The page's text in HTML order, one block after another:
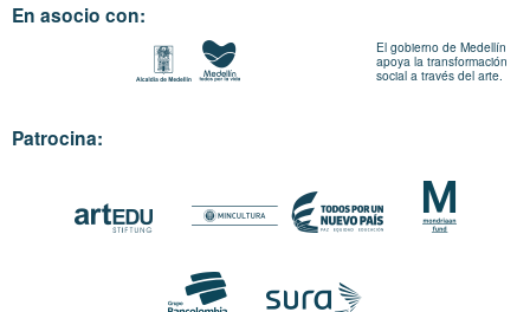
En asocio con:
El gobierno de Medellín
apoya la transformación
social a través del arte.
Patrocina: